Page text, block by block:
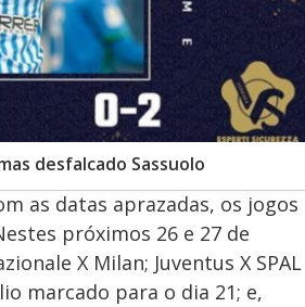
desfalcado Sassuolo
as datas aprazadas, os jogos
próximos 26 e 27 de
X Milan; Juventus X SPAL
marcado para o dia 21; e,